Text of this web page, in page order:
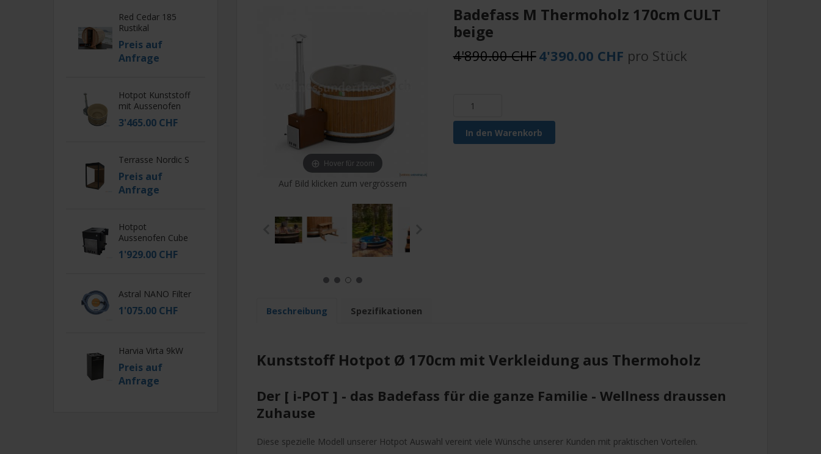
Red Cedar 185
Rustikal
Preis auf
Anfrage
Hotpot Kunststoff
mit Aussenofen
3'465.00 CHF
Terrasse Nordic S
Preis auf
Anfrage
Hotpot
Aussenofen Cube
1'929.00 CHF
Astral NANO Filter
1'075.00 CHF
Harvia Virta 9kW
Preis auf
Anfrage
Hover für zoom
Auf Bild klicken zum vergrössern
Badefass M Thermoholz 170cm CULT
beige
4'890.00 CHF4'390.00 CHF pro Stück
In den Warenkorb
Beschreibung Spezifikationen
Kunststoff Hotpot Ø 170cm mit Verkleidung aus Thermoholz
Der [ i-POT ] - das Badefass für die ganze Familie - Wellness draussen
Zuhause
Diese spezielle Modell unserer Hotpot Auswahl vereint viele Wünsche unserer Kunden mit praktischen Vorteilen.